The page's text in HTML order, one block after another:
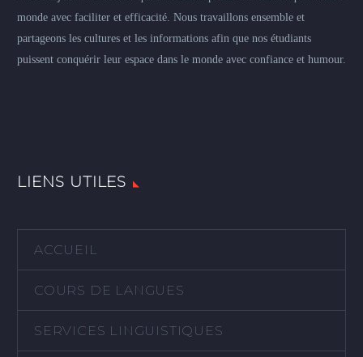
monde avec faciliter et efficacité. Nous travaillons ensemble et
partageons les cultures et les informations afin que nos étudiants
puissent conquérir leur espace dans le monde avec confiance et humour.
LIENS UTILES
ACCUEIL
COURS DE LANGUES
SERVICES LINGUISTIQUES